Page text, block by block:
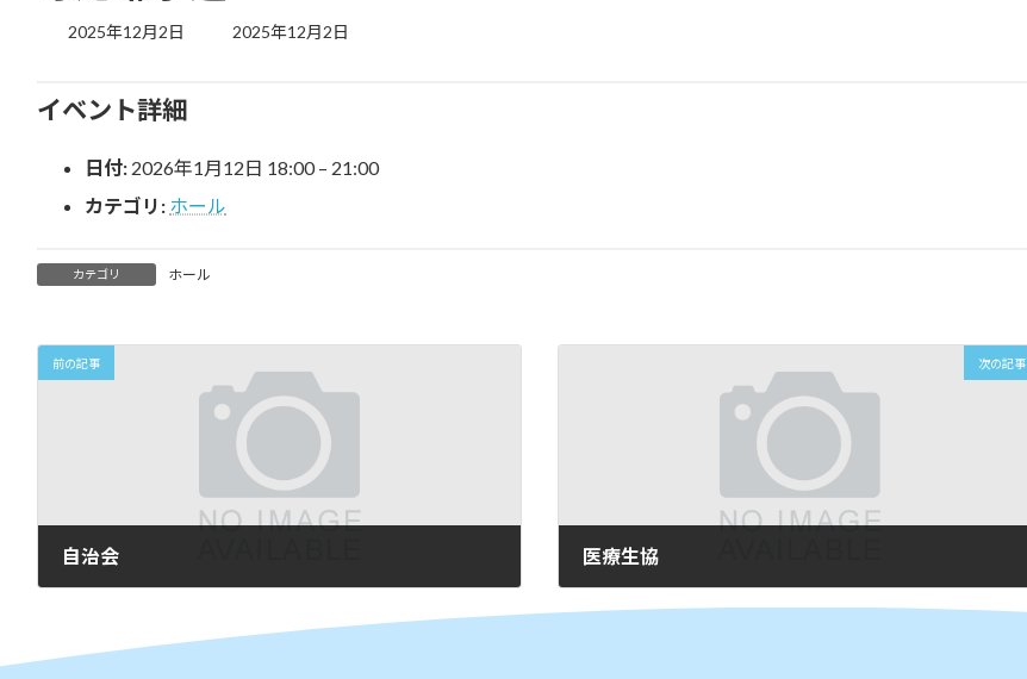
2025年12月2日
最
:
2025年12月2日
イベント詳細
日付: 2026年1月12日 18:00– 21:00
カテゴリ: ホール
カテゴリ ホール
前の記事
自治会
次の記事
医療生協
2025年12月2日